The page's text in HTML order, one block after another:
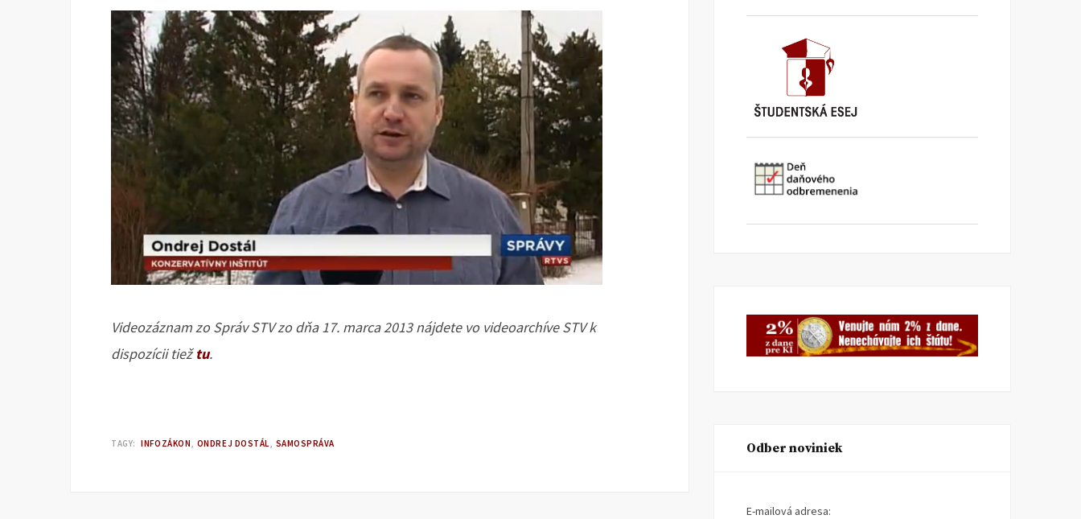
Videozáznam zo Správ STV zo dňa 17. marca 2013 nájdete vo videoarchíve STV k
dispozícii tiežtu.
TAGY: INFOZÁKON ONDREJ DOSTÁL SAMOSPRÁVA Odber noviniek
E-mailová adresa: